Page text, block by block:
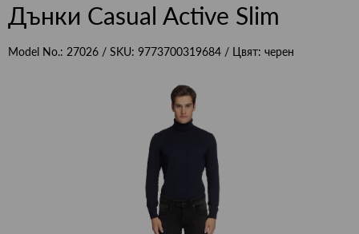
Дънки Casual Active Slim
Model No.: 27026 / SKU: 9773700319684 / Цвят: черен